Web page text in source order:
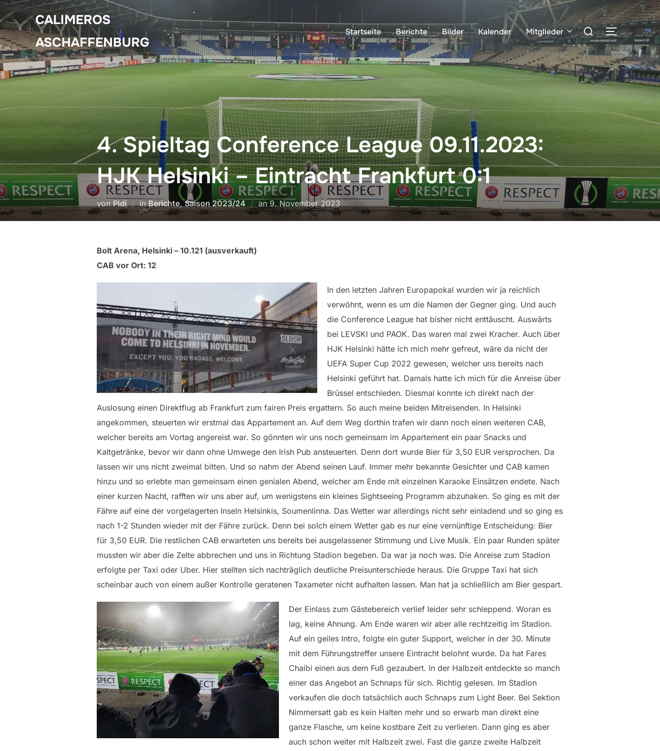
Zum
Inhalt
springen
CALIMEROS
ASCHAFFENBURG
Startseite Berichte Bilder Kalender Mitglieder
Suchen
nach:
4. Spieltag Conference League 09.11.2023:
HJK Helsinki – Eintracht Frankfurt 0:1
vonPidi inBerichte,Saison 2023/24 anVeröffentlicht
am
9. November 2023
Bolt Arena, Helsinki – 10.121 (ausverkauft)
CAB vor Ort: 12
In den letzten Jahren Europapokal wurden wir ja reichlich
verwöhnt, wenn es um die Namen der Gegner ging. Und auch
die Conference League hat bisher nicht enttäuscht. Auswärts
bei LEVSKI und PAOK. Das waren mal zwei Kracher. Auch über
HJK Helsinki hätte ich mich mehr gefreut, wäre da nicht der
UEFA Super Cup 2022 gewesen, welcher uns bereits nach
Helsinki geführt hat. Damals hatte ich mich für die Anreise über
Brüssel entschieden. Diesmal konnte ich direkt nach der
Auslosung einen Direktflug ab Frankfurt zum fairen Preis ergattern. So auch meine beiden Mitreisenden. In Helsinki
angekommen, steuerten wir erstmal das Appartement an. Auf dem Weg dorthin trafen wir dann noch einen weiteren CAB,
welcher bereits am Vortag angereist war. So gönnten wir uns noch gemeinsam im Appartement ein paar Snacks und
Kaltgetränke, bevor wir dann ohne Umwege den Irish Pub ansteuerten. Denn dort wurde Bier für 3,50 EUR versprochen. Da
lassen wir uns nicht zweimal bitten. Und so nahm der Abend seinen Lauf. Immer mehr bekannte Gesichter und CAB kamen
hinzu und so erlebte man gemeinsam einen genialen Abend, welcher am Ende mit einzelnen Karaoke Einsätzen endete. Nach
einer kurzen Nacht, rafften wir uns aber auf, um wenigstens ein kleines Sightseeing Programm abzuhaken. So ging es mit der
Fähre auf eine der vorgelagerten Inseln Helsinkis, Soumenlinna. Das Wetter war allerdings nicht sehr einladend und so ging es
nach 1-2 Stunden wieder mit der Fähre zurück. Denn bei solch einem Wetter gab es nur eine vernünftige Entscheidung: Bier
für 3,50 EUR. Die restlichen CAB erwarteten uns bereits bei ausgelassener Stimmung und Live Musik. Ein paar Runden später
mussten wir aber die Zelte abbrechen und uns in Richtung Stadion begeben. Da war ja noch was. Die Anreise zum Stadion
erfolgte per Taxi oder Uber. Hier stellten sich nachträglich deutliche Preisunterschiede heraus. Die Gruppe Taxi hat sich
scheinbar auch von einem außer Kontrolle geratenen Taxameter nicht aufhalten lassen. Man hat ja schließlich am Bier gespart.
Der Einlass zum Gästebereich verlief leider sehr schleppend. Woran es
lag, keine Ahnung. Am Ende waren wir aber alle rechtzeitig im Stadion.
Auf ein geiles Intro, folgte ein guter Support, welcher in der 30. Minute
mit dem Führungstreffer unsere Eintracht belohnt wurde. Da hat Fares
Chaibi einen aus dem Fuß gezaubert. In der Halbzeit entdeckte so manch
einer das Angebot an Schnaps für sich. Richtig gelesen. Im Stadion
verkaufen die doch tatsächlich auch Schnaps zum Light Beer. Bei Sektion
Nimmersatt gab es kein Halten mehr und so erwarb man direkt eine
ganze Flasche, um keine kostbare Zeit zu verlieren. Dann ging es aber
auch schon weiter mit Halbzeit zwei. Fast die ganze zweite Halbzeit